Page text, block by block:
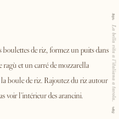
de riz, formez un puits dans
et un carré de mozzarella
boule de riz. Rajoutez du riz autour
voir l’intérieur des arancini.